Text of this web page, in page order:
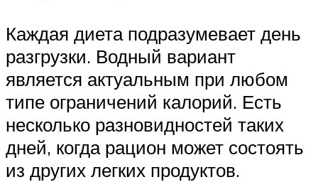
Каждая диета подразумевает день
разгрузки. Водный вариант
является актуальным при любом
типе ограничений калорий. Есть
несколько разновидностей таких
дней, когда рацион может состоять
из других легких продуктов.